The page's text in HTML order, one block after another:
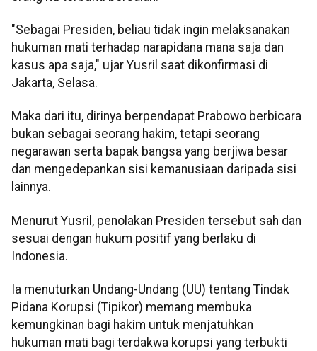
"Sebagai Presiden, beliau tidak ingin melaksanakan
hukuman mati terhadap narapidana mana saja dan
kasus apa saja," ujar Yusril saat dikonfirmasi di
Jakarta, Selasa.
Maka dari itu, dirinya berpendapat Prabowo berbicara
bukan sebagai seorang hakim, tetapi seorang
negarawan serta bapak bangsa yang berjiwa besar
dan mengedepankan sisi kemanusiaan daripada sisi
lainnya.
Menurut Yusril, penolakan Presiden tersebut sah dan
sesuai dengan hukum positif yang berlaku di
Indonesia.
Ia menuturkan Undang-Undang (UU) tentang Tindak
Pidana Korupsi (Tipikor) memang membuka
kemungkinan bagi hakim untuk menjatuhkan
hukuman mati bagi terdakwa korupsi yang terbukti